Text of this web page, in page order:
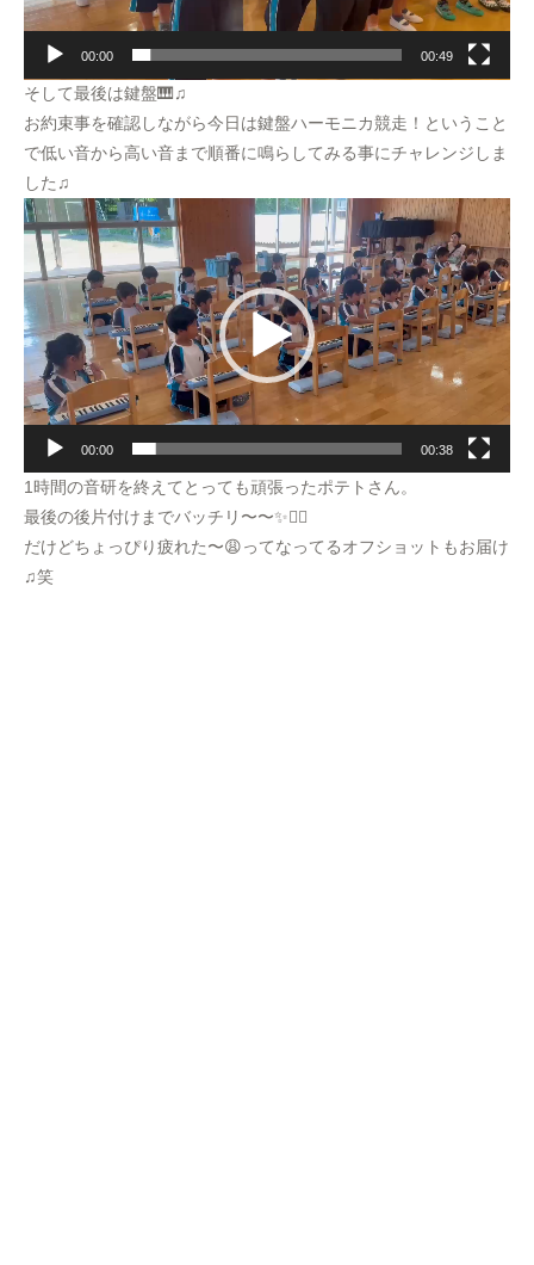
00:00 00:49
そして最後は鍵盤🎹♫
お約束事を確認しながら今日は鍵盤ハーモニカ競走！ということ
で低い音から高い音まで順番に鳴らしてみる事にチャレンジしま
した♫
動
画
プ
レ
ー
ヤ
ー
00:00 00:38
1時間の音研を終えてとっても頑張ったポテトさん。
最後の後片付けまでバッチリ〜〜✨️👌🏻
だけどちょっぴり疲れた〜😩ってなってるオフショットもお届け
♫笑